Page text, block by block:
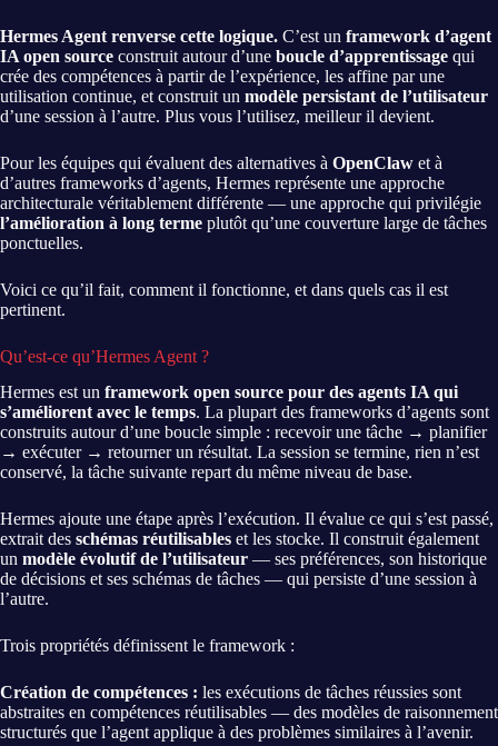
Hermes Agent renverse cette logique. C’est un framework d’agent
IA open source construit autour d’une boucle d’apprentissage qui
crée des compétences à partir de l’expérience, les affine par une
utilisation continue, et construit un modèle persistant de l’utilisateur
d’une session à l’autre. Plus vous l’utilisez, meilleur il devient.
Pour les équipes qui évaluent des alternatives à OpenClaw et à
d’autres frameworks d’agents, Hermes représente une approche
architecturale véritablement différente — une approche qui privilégie
l’amélioration à long terme plutôt qu’une couverture large de tâches
ponctuelles.
Voici ce qu’il fait, comment il fonctionne, et dans quels cas il est
pertinent.
Qu’est-ce qu’Hermes Agent ?
Hermes est un framework open source pour des agents IA qui
s’améliorent avec le temps. La plupart des frameworks d’agents sont
construits autour d’une boucle simple : recevoir une tâche → planifier
→ exécuter → retourner un résultat. La session se termine, rien n’est
conservé, la tâche suivante repart du même niveau de base.
Hermes ajoute une étape après l’exécution. Il évalue ce qui s’est passé,
extrait des schémas réutilisables et les stocke. Il construit également
un modèle évolutif de l’utilisateur — ses préférences, son historique
de décisions et ses schémas de tâches — qui persiste d’une session à
l’autre.
Trois propriétés définissent le framework :
Création de compétences : les exécutions de tâches réussies sont
abstraites en compétences réutilisables — des modèles de raisonnement
structurés que l’agent applique à des problèmes similaires à l’avenir.